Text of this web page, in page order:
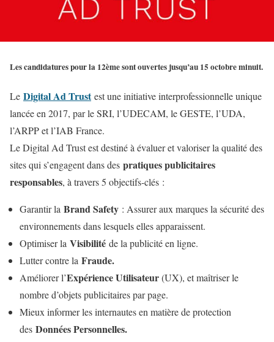
Les candidatures pour la 12ème sont ouvertes jusqu’au 15 octobre minuit.
Le Digital Ad Trust est une initiative interprofessionnelle unique
lancée en 2017, par le SRI, l’UDECAM, le GESTE, l’UDA,
l’ARPP et l’IAB France.
Le Digital Ad Trust est destiné à évaluer et valoriser la qualité des
sites qui s’engagent dans des pratiques publicitaires
responsables, à travers 5 objectifs-clés :
Garantir la Brand Safety : Assurer aux marques la sécurité des
environnements dans lesquels elles apparaissent.
Optimiser la Visibilité de la publicité en ligne.
Lutter contre la Fraude.
Améliorer l’Expérience Utilisateur(UX), et maîtriser le
nombre d’objets publicitaires par page.
Mieux informer les internautes en matière de protection
des Données Personnelles.